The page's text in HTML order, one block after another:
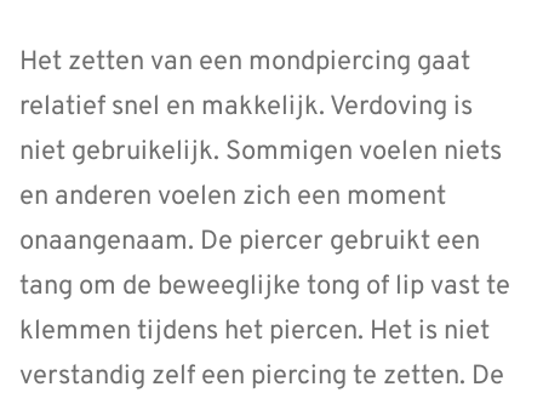
Het zetten van een mondpiercing gaat
relatief snel en makkelijk. Verdoving is
niet gebruikelijk. Sommigen voelen niets
en anderen voelen zich een moment
onaangenaam. De piercer gebruikt een
tang om de beweeglijke tong of lip vast te
klemmen tijdens het piercen. Het is niet
verstandig zelf een piercing te zetten. De